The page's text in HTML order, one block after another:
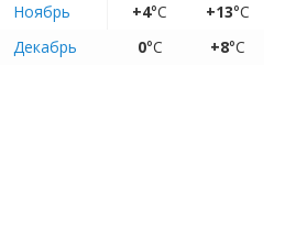
Ноябрь
+4°C +13°C
Декабрь
0°C +8°C